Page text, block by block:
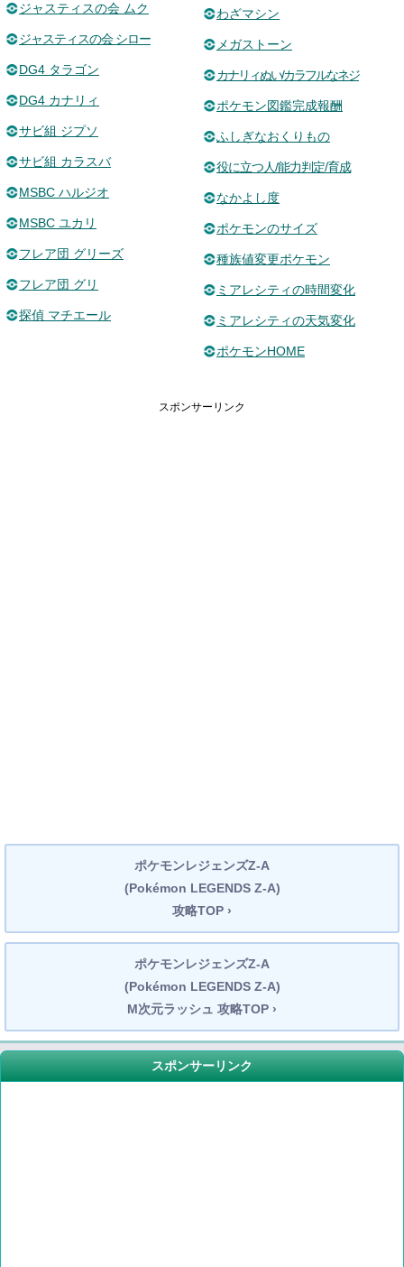
ジャスティスの会 ムク
ジャスティスの会 シロー
DG4 タラゴン
DG4 カナリィ
サビ組 ジプソ
サビ組 カラスバ
MSBC ハルジオ
MSBC ユカリ
フレア団 グリーズ
フレア団 グリ
探偵 マチエール
わざマシン
メガストーン
カナリィぬい/カラフルなネジ
ポケモン図鑑完成報酬
ふしぎなおくりもの
役に立つ人/能力判定/育成
なかよし度
ポケモンのサイズ
種族値変更ポケモン
ミアレシティの時間変化
ミアレシティの天気変化
ポケモンHOME
スポンサーリンク
ポケモンレジェンズZ-A
(Pokémon LEGENDS Z-A)
攻略TOP ›
ポケモンレジェンズZ-A
(Pokémon LEGENDS Z-A)
M次元ラッシュ 攻略TOP ›
スポンサーリンク